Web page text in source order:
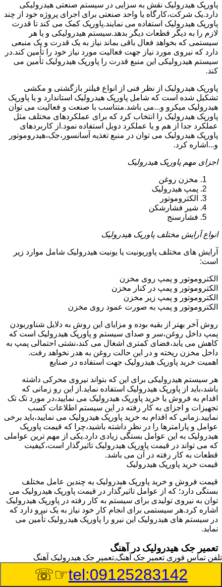
پاورپک هیدرولیک نقش به سزایی در سیستم صنعتی هیدرولیکی
دارد.یک شرکت،کارگاه یا واحد صنعتی برای اجرای پروژه خود از چند
پاورپک هیدرولیک استفاده می نمایند.پاورپک کمک می کند تا قدرت
لازم را به دیگر قطعات دیگر بدهد.سیستم هیدرولیکی و یا هر
سیستمی که بخواهد فعال باقی بماند نیاز به یک قدرت و یک منبعی
دارد که نیروی مورد نیاز جهت فعالیت مورد نیاز خود را تأمین کند.در
سیستم هیدرولیکی این منبع قدرت را پاورپک هیدرولیک تأمین می
کند.
پاورپک هیدرولیک از نظر فنی از انواع فیلتر بازگشتی و مکشی
تشکیل شده است که شامل پاورپک هیدرولیک استاندارد و یا پاورپک
هیدرولیک میکرو و...می باشد.متناسب با صنعت و فعالیت می توان
پاورپک هیدرولیک را انتخاب کرد که برای عملکردهای مختلف مثل
عملکرد جدا از هم و یا عملکرد دوبل استفاده نمود.از کاربردهای
پاورپک هیدرولیک می توان در منبع تغذیه آسانسور،جک،هیدروموتور
و...اشاره کرد.
اجزای مهم پاورپک هیدرولیک
مخزن روغن
پمپ هیدرولیک
الکتروموتور
شیر فشارشکن
فشارسنج
انواع آرایش مختلف پاورپک هیدرولیک
آرایش های مختلف پاوریونیت یا یونیت هیدرولیک شامل موارد زیر
است:
الکتروموتور و پمپ روی مخزن
الکتروموتور و پمپ در کنار مخزن
الکتروموتور و پمپ زیر مخزن
الکتروموتور و پمپ به صورت عمود روی مخزن
روش آخر بهتر از بقیه بوده و مزایای این روش به دلایل شناوربودن
پمپ داخل روغن،سر و صدای سیستم و پاورپک هیدرولیک است که
کاهش می یابد،فضای کمتری اشغال می کند،نشتی احتمالی پمپ به
داخل مخزن ریخته و در این حالت روغن به هدر نخواهد رفت.
اهمیت خرید پاورپک هیدرولیک جهت استفاده در صنایع
هر سیستم هیدرولیکی برای این که بتواند نیروی محرکی داشته
باشد،باید از پاورپک هیدرولیک استفاده نماید.از این رو زمانی که
اقدام به فروش یا خرید پاورپک هیدرولیک می نمایید،در مورد تک تک
تجهیزات و اجزای به کار رفته در این سیستم اطلاعات کسب
نمایید.زمانی که اقدام به خرید پاورپک هیدرولیک می نمایید،باید برخی
عوامل و پارامترها را در نظر داشته باشید،چرا که قیمت پاورپک
هیدرولیک به این عوامل بستگی زیادی دارد.یکی از مهم ترین عواملی
که می تواند در قیمت پاورپک هیدرولیک تاثیرگذار است،کیفیت
قطعات به کار رفته در آن می باشد.
قیمت خرید پاورپک هیدرولیک
قیمت فروش و خرید پاورپک هیدرولیک به چندین عامل مختلف
بستگی دارد؛ که از عوامل تاثیرگذار در قیمت پاورپک هیدرولیک می
توان به نیروی تولیدی برای سیستم به کار رفته در پاورپک هیدرولیک
اشاره کرد.هر سیستمی برای انجام کار خود نیاز به یک نیرو دارد که
در سیستم های هیدرولیک این نیرو را پاورپک هیدرولیک تأمین می
نماید.
تعمیر جک هیدرولیک در آهنگ
وسیله‎ای که با عملکرد خود موجب بلند شدن اهرم و یا وزن سنگین
در یک قسمت می گردد را جک هیدرولیک می نامند.جک هیدرولیک
تلفن تماس فوری تعمیر جک آهنگ,تعمیر جک هیدرولیک آهنگ
tel:09125283142
☞☏